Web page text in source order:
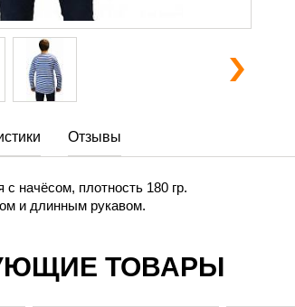
Отзывы
начёсом, плотность 180 гр.
и длинным рукавом.
ТОВАРЫ